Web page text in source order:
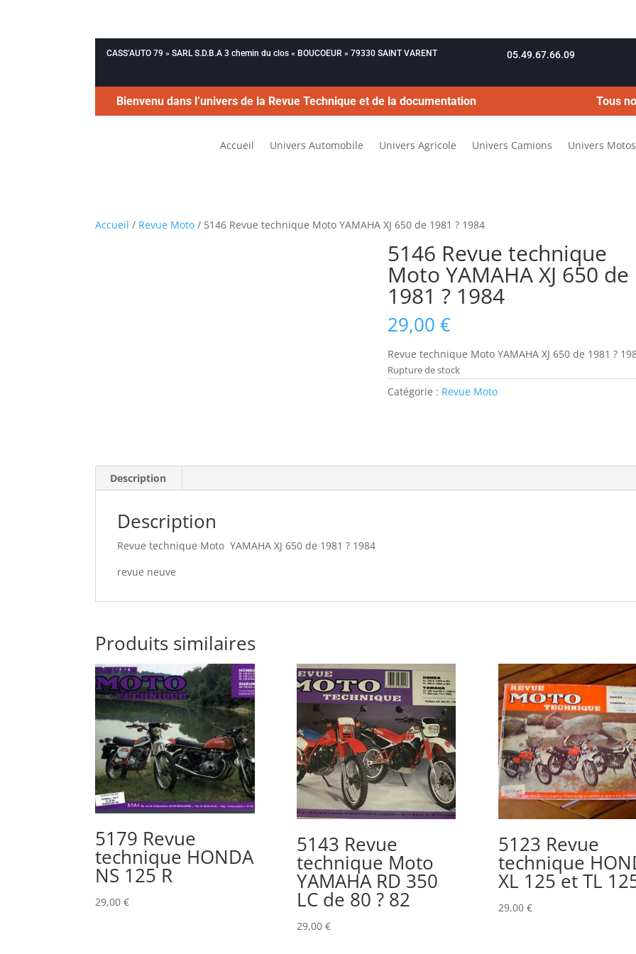
CASS’AUTO 79 » SARL S.D.B.A 3 chemin du clos « BOUCOEUR » 79330 SAINT VARENT 05.49.67.66.09
Bienvenu dans l’univers de la Revue Technique et de la documentation Tous
Accueil Univers Automobile Univers Agricole Univers Camions Univers Motos
Accueil / Revue Moto / 5146 Revue technique Moto YAMAHA XJ 650 de 1981 ? 1984
5146 Revue technique
Moto YAMAHA XJ 650 de
1981 ? 1984
29,00€
Revue technique Moto YAMAHA XJ 650 de 1981 ?
Rupture de stock
Catégorie : Revue Moto
Description
Description
Revue technique Moto YAMAHA XJ 650 de 1981 ? 1984
revue neuve
Produits similaires
5179 Revue
technique HONDA
NS 125 R
29,00€
5143 Revue
technique Moto
YAMAHA RD 350
LC de 80 ? 82
29,00 €
5123 Revue
technique
XL 125 et TL
29,00 €